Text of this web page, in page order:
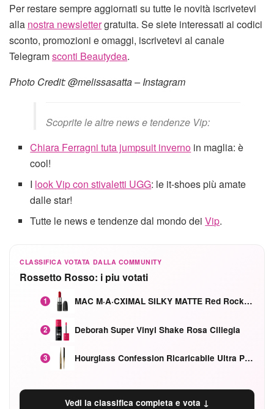
Per restare sempre aggiornati su tutte le novità iscrivetevi
alla nostra newslettergratuita. Se siete interessati ai codici
sconto, promozioni e omaggi, iscrivetevi al canale
Telegramsconti Beautydea.
Photo Credit: @melissasatta – Instagram
Scoprite le altre news e tendenze Vip:
Chiara Ferragni tuta jumpsuit inverno in maglia: è
cool!
I look Vip con stivaletti UGG: le it-shoes più amate
dalle star!
Tutte le news e tendenze dal mondo deiVip.
CLASSIFICA VOTATA DALLA COMMUNITY
Rossetto Rosso: i piu votati
1 MAC M·A·CXIMAL SILKY MATTE Red Rock mat
2 Deborah Super Vinyl Shake Rosa Ciliegia
3 Hourglass Confession Ricaricabile Ultra Preciso Ad Alta Intensità Secretly Classic Red
Vedi la classifica completa e vota ↓